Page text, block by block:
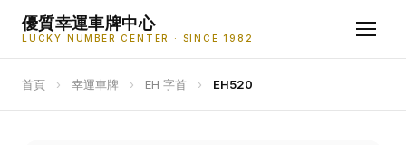
優質幸運車牌中心
LUCKY NUMBER CENTER · SINCE 1982
首頁 › 幸運車牌 › EH 字首 › EH520